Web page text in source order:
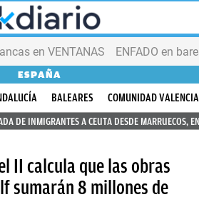
en VENTANAS ENFADO en
ESPAÑA
BALEARES
COMUNIDAD
DE INMIGRANTES A CEUTA DESDE MARRUECOS,
II calcula que las obras
sumarán 8 millones de